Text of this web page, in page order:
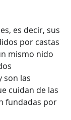
es decir, sus
por castas
mismo nido
son las
cuidan de las
fundadas por